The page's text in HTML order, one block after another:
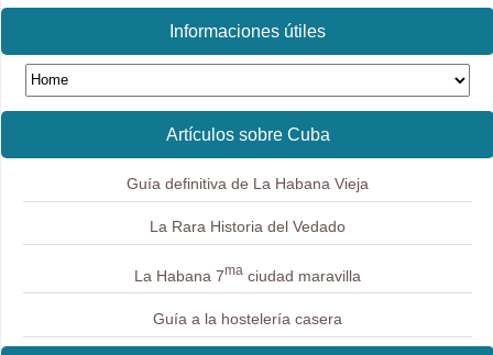
Informaciones útiles
Artículos sobre Cuba
Guía definitiva de La Habana Vieja
La Rara Historia del Vedado
La Habana 7maciudad maravilla
Guía a la hostelería casera